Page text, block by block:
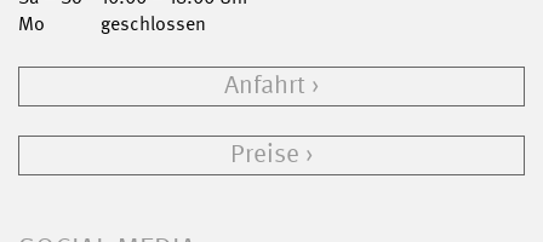
Mo
geschlossen
Anfahrt
Preise